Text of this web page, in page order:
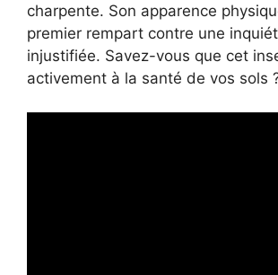
charpente. Son apparence
premier rempart contre une
injustifiée. Savez-vous que cet
activement à la santé de vos sols